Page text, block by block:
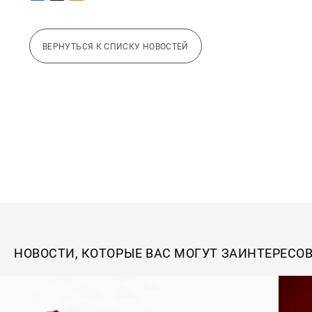
ВЕРНУТЬСЯ К СПИСКУ НОВОСТЕЙ
НОВОСТИ, КОТОРЫЕ ВАС МОГУТ